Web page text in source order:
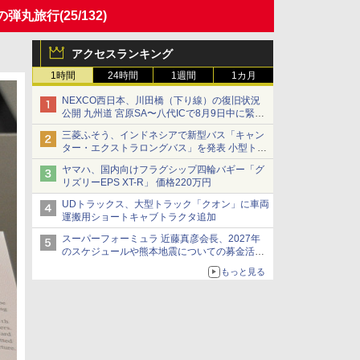
弾丸旅行(25/132)
アクセスランキング
1時間 24時間 1週間 1カ月
NEXCO西日本、川田橋（下り線）の復旧状況
公開 九州道 宮原SA〜八代ICで8月9日中に緊急
車両を通行可能に
三菱ふそう、インドネシアで新型バス「キャン
ター・エクストラロングバス」を発表 小型トラ
ックベースの観光・旅客輸送向けバス
ヤマハ、国内向けフラグシップ四輪バギー「グ
リズリーEPS XT-R」 価格220万円
UDトラックス、大型トラック「クオン」に車両
運搬用ショートキャブトラクタ追加
スーパーフォーミュラ 近藤真彦会長、2027年
のスケジュールや熊本地震についての募金活動
もっと見る